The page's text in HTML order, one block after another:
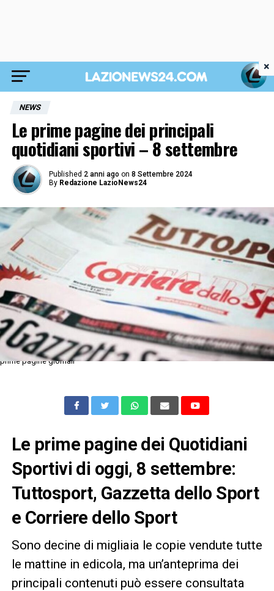
NEWS
Le prime pagine dei principali
quotidiani sportivi – 8 settembre
Published 2 anni ago on 8 Settembre 2024
By Redazione LazioNews24
prime pagine giornali
Le prime pagine dei Quotidiani
Sportivi di oggi, 8 settembre:
Tuttosport, Gazzetta dello Sport
e Corriere dello Sport
Sono decine di migliaia le copie vendute tutte
le mattine in edicola, ma un’anteprima dei
principali contenuti può essere consultata
×